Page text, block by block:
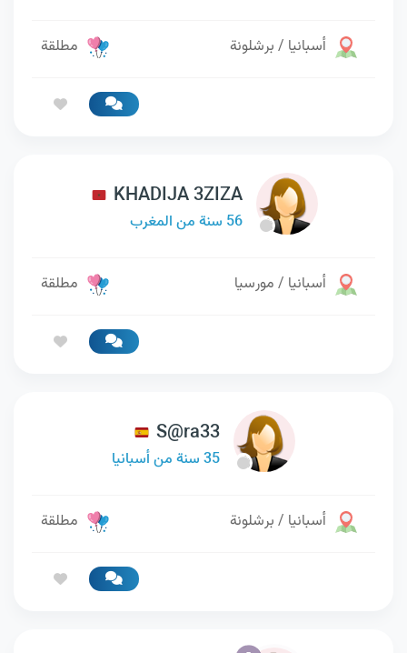
أسبانيا / برشلونة مطلقة
KHADIJA 3ZIZA
56 سنة من المغرب
أسبانيا / مورسيا مطلقة
S@ra33
35 سنة من أسبانيا
أسبانيا / برشلونة مطلقة